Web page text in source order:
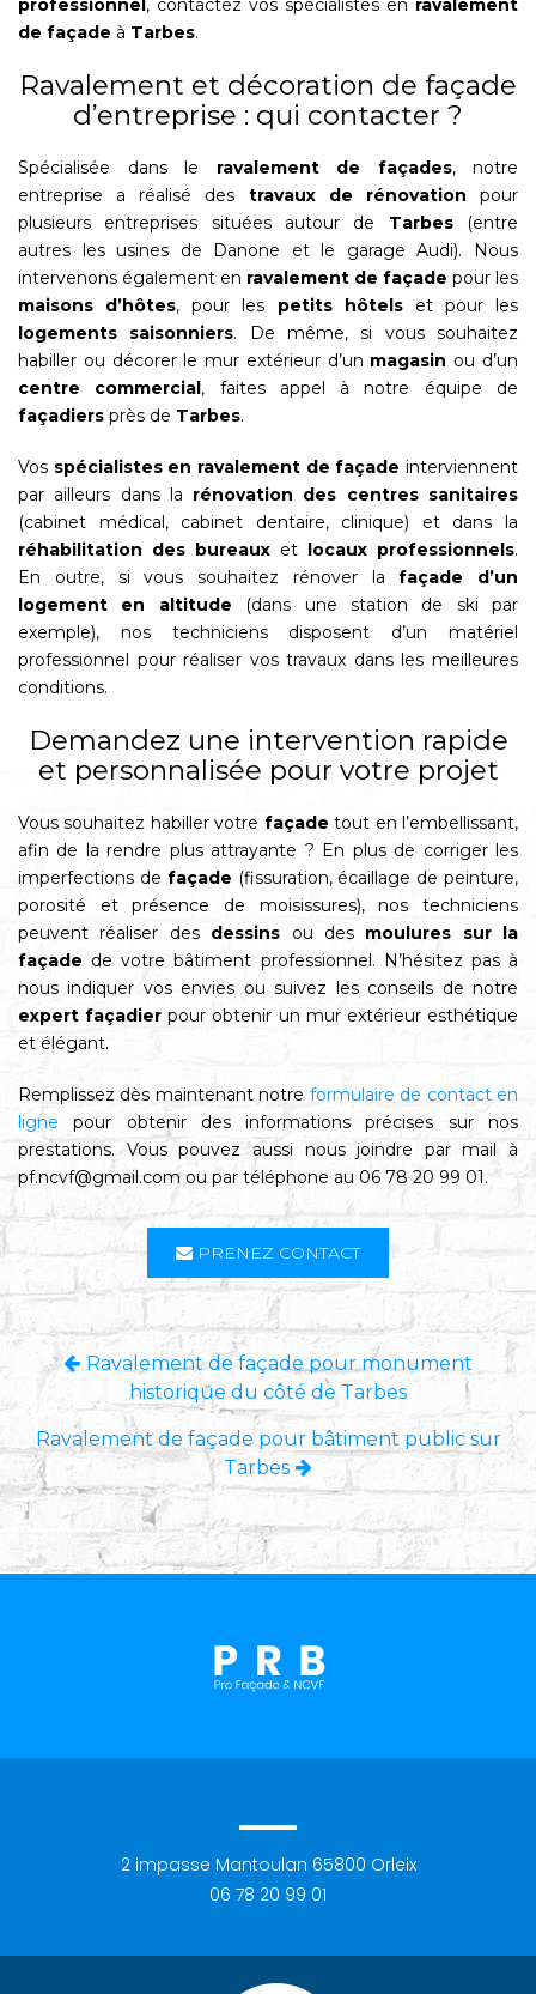
professionnel, contactez vos spécialistes en ravalement
de façade à Tarbes.
Ravalement et décoration de façade
d’entreprise : qui contacter ?
Spécialisée dans le ravalement de façades, notre
entreprise a réalisé des travaux de rénovation pour
plusieurs entreprises situées autour de Tarbes(entre
autres les usines de Danone et le garage Audi). Nous
intervenons également en ravalement de façade pour les
maisons d’hôtes, pour les petits hôtelset pour les
logements saisonniers. De même, si vous souhaitez
habiller ou décorer le mur extérieur d’un magasin ou d’un
centre commercial, faites appel à notre équipe de
façadiers près de Tarbes.
Vos spécialistes en ravalement de façade interviennent
par ailleurs dans la rénovation des centres sanitaires
(cabinet médical, cabinet dentaire, clinique) et dans la
réhabilitation des bureaux et locaux professionnels.
En outre, si vous souhaitez rénover lafaçade d’un
logement en altitude (dans une station de ski par
exemple), nos techniciens disposent d’un matériel
professionnel pour réaliser vos travaux dans les meilleures
conditions.
Demandez une intervention rapide
et personnalisée pour votre projet
Vous souhaitez habiller votre façade tout en l’embellissant,
afin de la rendre plus attrayante ? En plus de corriger les
imperfections de façade (fissuration, écaillage de peinture,
porosité et présence de moisissures), nos techniciens
peuvent réaliser des dessins ou des moulures sur la
façade de votre bâtiment professionnel. N’hésitez pas à
nous indiquer vos envies ou suivez les conseils de notre
expert façadier pour obtenir un mur extérieur esthétique
et élégant.
Remplissez dès maintenant notre formulaire de contact en
ligne pour obtenir des informations précises sur nos
prestations. Vous pouvez aussi nous joindre par mail à
pf.ncvf@gmail.com ou par téléphone au 06 78 20 99 01.
PRENEZ CONTACT
Ravalement de façade pour monument
historique du côté de Tarbes
Ravalement de façade pour bâtiment public sur
Tarbes
2 impasse Mantoulan 65800 Orleix
06 78 20 99 01